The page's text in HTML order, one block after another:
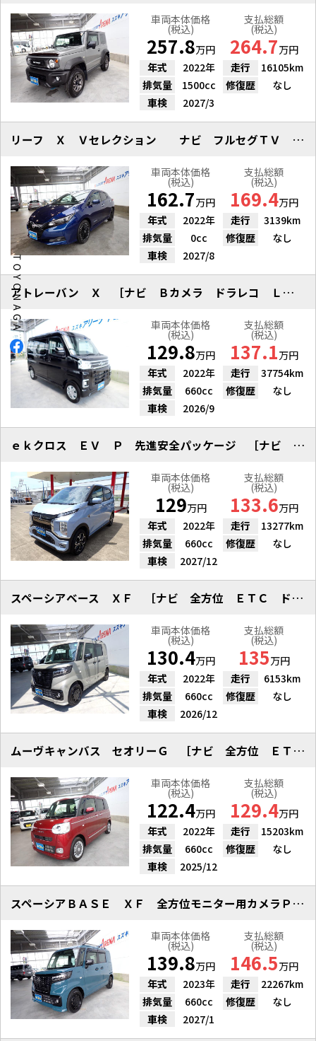
車両本体価格
(税込)
257.8万円
支払総額
(税込)
264.7万円
年式
2022年 走行
16105km
排気量
1500cc 修復歴
なし
車検
2027/3
リーフ Ｘ Ｖセレクション ナビ フルセグＴＶ 全方位カメラ ＥＴＣ
車両本体価格
(税込)
162.7万円
支払総額
(税込)
169.4万円
年式
2022年 走行
3139km
排気量
0cc 修復歴
なし
車検
2027/8
アトレーバン Ｘ ［ナビ Ｂカメラ ドラレコ ＬＥＤ フォグランプ］
車両本体価格
(税込)
129.8万円
支払総額
(税込)
137.1万円
年式
2022年 走行
37754km
排気量
660cc 修復歴
なし
車検
2026/9
ｅｋクロス ＥＶ Ｐ 先進安全パッケージ ［ナビ 全方位］
車両本体価格
(税込)
129万円
支払総額
(税込)
133.6万円
年式
2022年 走行
13277km
排気量
660cc 修復歴
なし
車検
2027/12
スペーシアベース ＸＦ ［ナビ 全方位 ＥＴＣ ドラレコ］
車両本体価格
(税込)
130.4万円
支払総額
(税込)
135万円
年式
2022年 走行
6153km
排気量
660cc 修復歴
なし
車検
2026/12
ムーヴキャンバス セオリーＧ ［ナビ 全方位 ＥＴＣ ドラレコ］
車両本体価格
(税込)
122.4万円
支払総額
(税込)
129.4万円
年式
2022年 走行
15203km
排気量
660cc 修復歴
なし
車検
2025/12
スペーシアＢＡＳＥ ＸＦ 全方位モニター用カメラＰＫＧ 雹凹
車両本体価格
(税込)
139.8万円
支払総額
(税込)
146.5万円
年式
2023年 走行
22267km
排気量
660cc 修復歴
なし
車検
2027/1